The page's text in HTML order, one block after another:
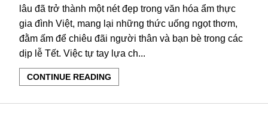
lâu đã trở thành một nét đẹp trong văn hóa ẩm thực
gia đình Việt, mang lại những thức uống ngọt thơm,
đằm ấm để chiêu đãi người thân và bạn bè trong các
dịp lễ Tết. Việc tự tay lựa ch...
CONTINUE READING